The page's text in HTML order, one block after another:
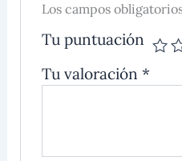
Los campos
Tu puntuación
Tu valoración*